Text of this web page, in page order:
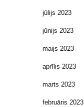
jūlijs 2023
jūnijs 2023
maijs 2023
aprīlis 2023
marts 2023
februāris 2023